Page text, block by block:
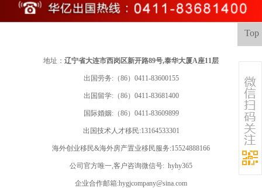
Top
地址： 辽宁省大连市西岗区新开路89号,泰华大厦A座11层
出国劳务:（86）0411-83600155
出国留学:（86）0411-83681400
国际婚姻:（86）0411-83609899
出国技术人才移民:13164533301
海外创业移民&海外房产置业移民服务:15524888166
公司官方唯一,客户咨询微信号: hyhy365
企业合作邮箱:hygjcompany@sina.com